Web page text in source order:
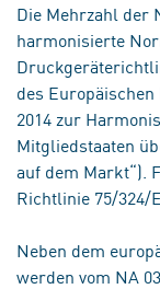
Die Mehrzahl der
harmonisierte
des
2014 zur
Mitgliedstaaten
auf dem Markt“).
Richtlinie 75/324/
Neben dem
werden vom NA